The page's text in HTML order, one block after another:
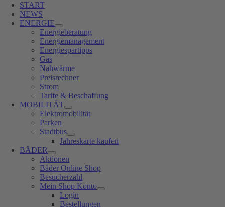
START
NEWS
ENERGIE
Energieberatung
Energiemanagement
Energiespartipps
Gas
Nahwärme
Preisrechner
Strom
Tarife & Beschaffung
MOBILITÄT
Elektromobilität
Parken
Stadtbus
Jahreskarte kaufen
BÄDER
Aktionen
Bäder Online Shop
Besucherzahl
Mein Shop Konto
Login
Bestellungen